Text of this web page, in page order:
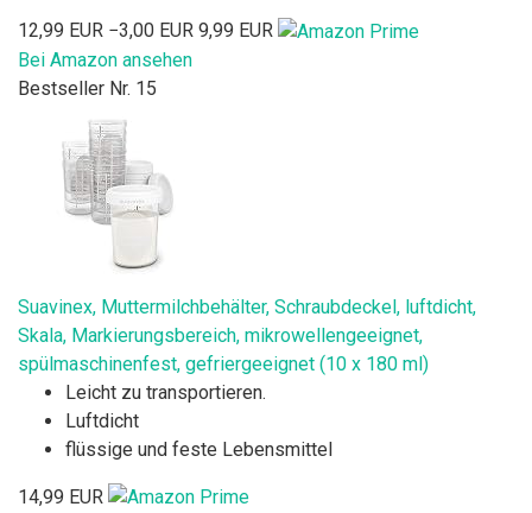
12,99 EUR −3,00 EUR 9,99 EUR
Bei Amazon ansehen
Bestseller Nr. 15
Suavinex, Muttermilchbehälter, Schraubdeckel, luftdicht,
Skala, Markierungsbereich, mikrowellengeeignet,
spülmaschinenfest, gefriergeeignet (10 x 180 ml)
Leicht zu transportieren.
Luftdicht
flüssige und feste Lebensmittel
14,99 EUR